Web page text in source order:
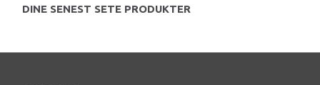
DINE SENEST SETE PRODUKTER